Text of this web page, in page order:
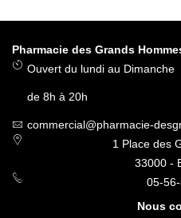
Pharmacie des Grands
Ouvert du lundi au Dimanche
de 8h à 20h
commercial@pharmacie-
1 Place des
33000 -
05-
Nous